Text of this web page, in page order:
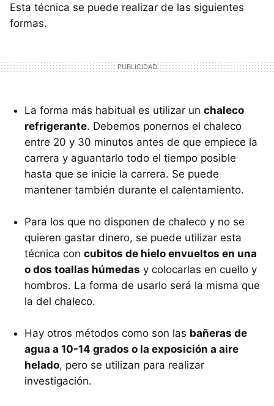
Esta técnica se puede realizar de las siguientes
formas.
La forma más habitual es utilizar un chaleco
refrigerante. Debemos ponernos el chaleco
entre 20 y 30 minutos antes de que empiece la
carrera y aguantarlo todo el tiempo posible
hasta que se inicie la carrera. Se puede
mantener también durante el calentamiento.
Para los que no disponen de chaleco y no se
quieren gastar dinero, se puede utilizar esta
técnica con cubitos de hielo envueltos en una
o dos toallas húmedas y colocarlas en cuello y
hombros. La forma de usarlo será la misma que
la del chaleco.
Hay otros métodos como son las bañeras de
agua a 10-14 grados o la exposición a aire
helado, pero se utilizan para realizar
investigación.